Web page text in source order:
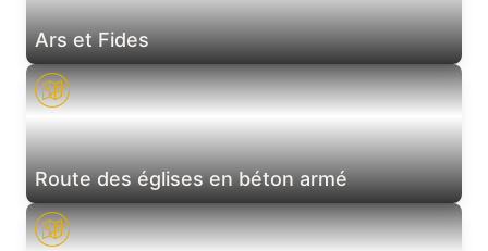
Ars et Fides
Route des églises en béton armé